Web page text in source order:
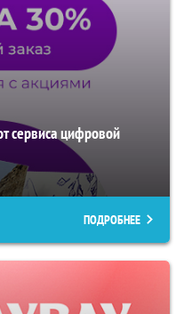
сервиса цифровой
ПОДРОБНЕЕ